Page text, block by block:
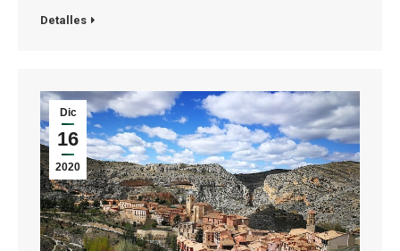
Detalles
Dic
16
2020